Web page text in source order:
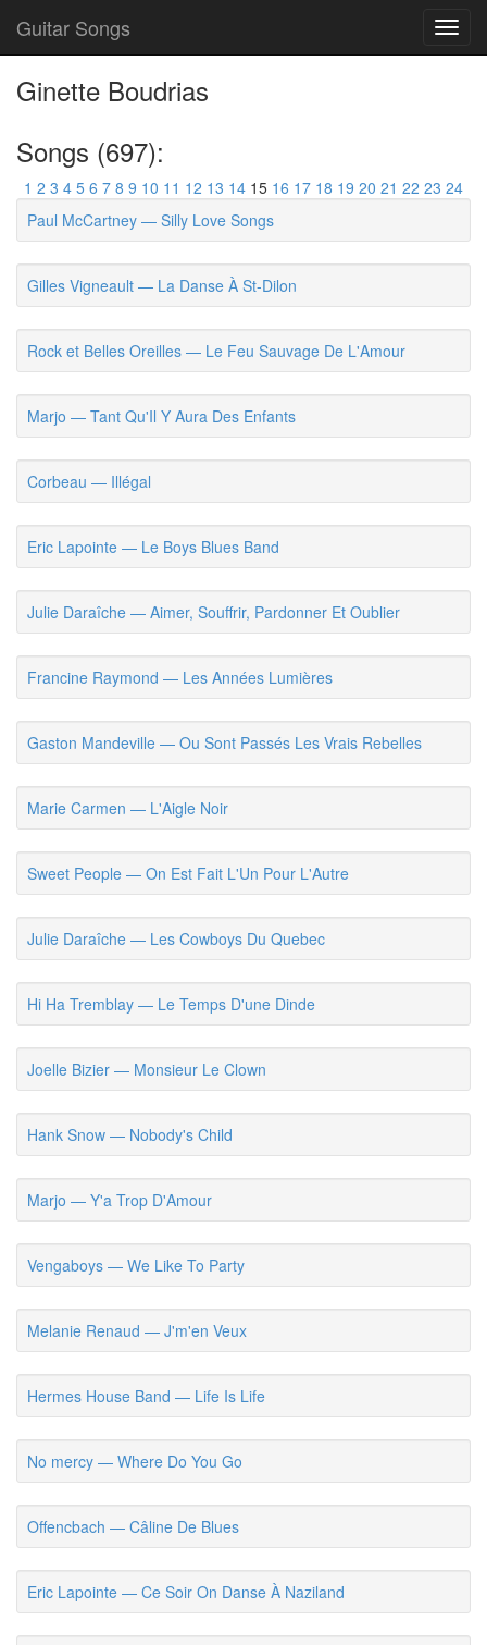
Guitar Songs
Ginette Boudrias
Songs (697):
1 2 3 4 5 6 7 8 9 10 11 12 13 14 15 16 17 18 19 20 21 22 23 24
Paul McCartney — Silly Love Songs
Gilles Vigneault — La Danse À St-Dilon
Rock et Belles Oreilles — Le Feu Sauvage De L'Amour
Marjo — Tant Qu'Il Y Aura Des Enfants
Corbeau — Illégal
Eric Lapointe — Le Boys Blues Band
Julie Daraîche — Aimer, Souffrir, Pardonner Et Oublier
Francine Raymond — Les Années Lumières
Gaston Mandeville — Ou Sont Passés Les Vrais Rebelles
Marie Carmen — L'Aigle Noir
Sweet People — On Est Fait L'Un Pour L'Autre
Julie Daraîche — Les Cowboys Du Quebec
Hi Ha Tremblay — Le Temps D'une Dinde
Joelle Bizier — Monsieur Le Clown
Hank Snow — Nobody's Child
Marjo — Y'a Trop D'Amour
Vengaboys — We Like To Party
Melanie Renaud — J'm'en Veux
Hermes House Band — Life Is Life
No mercy — Where Do You Go
Offencbach — Câline De Blues
Eric Lapointe — Ce Soir On Danse À Naziland